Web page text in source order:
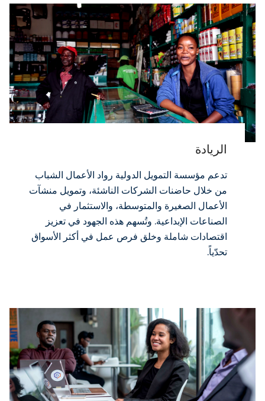
الريادة
تدعم مؤسسة التمويل الدولية رواد الأعمال الشباب
من خلال حاضنات الشركات الناشئة، وتمويل منشآت
الأعمال الصغيرة والمتوسطة، والاستثمار في
الصناعات الإبداعية. وتُسهم هذه الجهود في تعزيز
اقتصادات شاملة وخلق فرص عمل في أكثر الأسواق
تحدّياً.